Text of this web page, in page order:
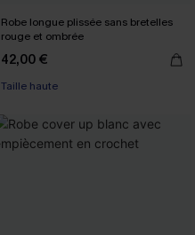
Robe longue plissée sans bretelles
rouge et ombrée
42,00 €
Taille haute